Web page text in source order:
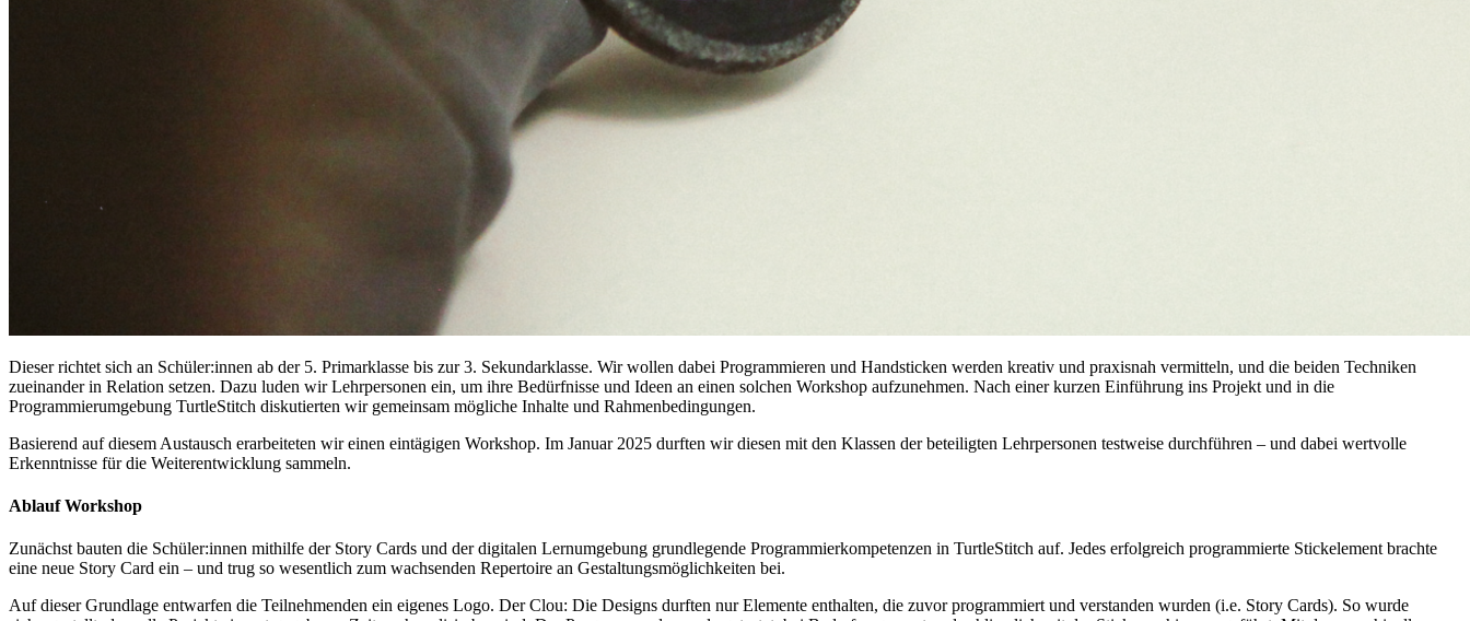
Dieser richtet sich an Schüler:innen ab der 5. Primarklasse bis zur 3. Sekundarklasse. Wir wollen dabei Programmieren und Handsticken werden kreativ und praxisnah vermitteln, und die beiden Techniken
zueinander in Relation setzen. Dazu luden wir Lehrpersonen ein, um ihre Bedürfnisse und Ideen an einen solchen Workshop aufzunehmen. Nach einer kurzen Einführung ins Projekt und in die
Programmierumgebung TurtleStitch diskutierten wir gemeinsam mögliche Inhalte und Rahmenbedingungen.
Basierend auf diesem Austausch erarbeiteten wir einen eintägigen Workshop. Im Januar 2025 durften wir diesen mit den Klassen der beteiligten Lehrpersonen testweise durchführen – und dabei wertvolle
Erkenntnisse für die Weiterentwicklung sammeln.
Ablauf Workshop
Zunächst bauten die Schüler:innen mithilfe der Story Cards und der digitalen Lernumgebung grundlegende Programmierkompetenzen in TurtleStitch auf. Jedes erfolgreich programmierte Stickelement brachte
eine neue Story Card ein – und trug so wesentlich zum wachsenden Repertoire an Gestaltungsmöglichkeiten bei.
Auf dieser Grundlage entwarfen die Teilnehmenden ein eigenes Logo. Der Clou: Die Designs durften nur Elemente enthalten, die zuvor programmiert und verstanden wurden (i.e. Story Cards). So wurde